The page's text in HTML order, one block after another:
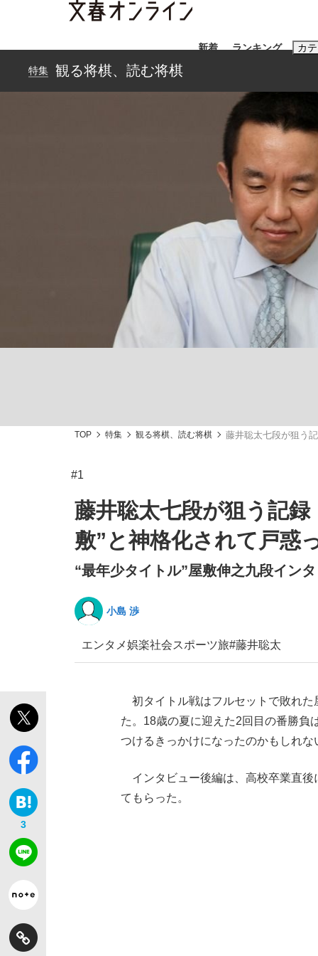
新着 ランキング カ
《BTS厳戒トーキョー滞在記》RM→渋谷
終戦から81年
おすすめの
#藤田晋
#三
#玉木雄一郎
特集 観る将棋、読む将棋
TOP 特集 観る将棋、読む将棋 藤井聡太七段が狙う
#1
藤井聡太七段が狙う記
敷”と神格化されて戸惑
“最年少タイトル”屋敷伸之九段イン
小島 渉
エンタメ娯楽社会スポーツ旅#藤井聡太
3
初タイトル戦はフルセットで敗れた
た。18歳の夏に迎えた2回目の番勝負
つけるきっかけになったのかもしれな
インタビュー後編は、高校卒業直後
てもらった。